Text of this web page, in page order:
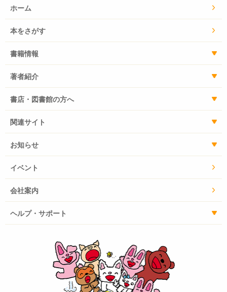
ホーム
本をさがす
書籍情報
著者紹介
書店・図書館の方へ
関連サイト
お知らせ
イベント
会社案内
ヘルプ・サポート